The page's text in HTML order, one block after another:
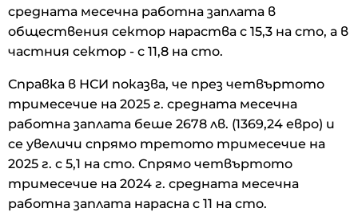
средната месечна работна заплата в
обществения сектор нараства с 15,3 на сто, а в
частния сектор - с 11,8 на сто.
Справка в НСИ показва, че през четвъртото
тримесечие на 2025 г. средната месечна
работна заплата беше 2678 лв. (1369,24 евро) и
се увеличи спрямо третото тримесечие на
2025 г. с 5,1 на сто. Спрямо четвъртото
тримесечие на 2024 г. средната месечна
работна заплата нарасна с 11 на сто.